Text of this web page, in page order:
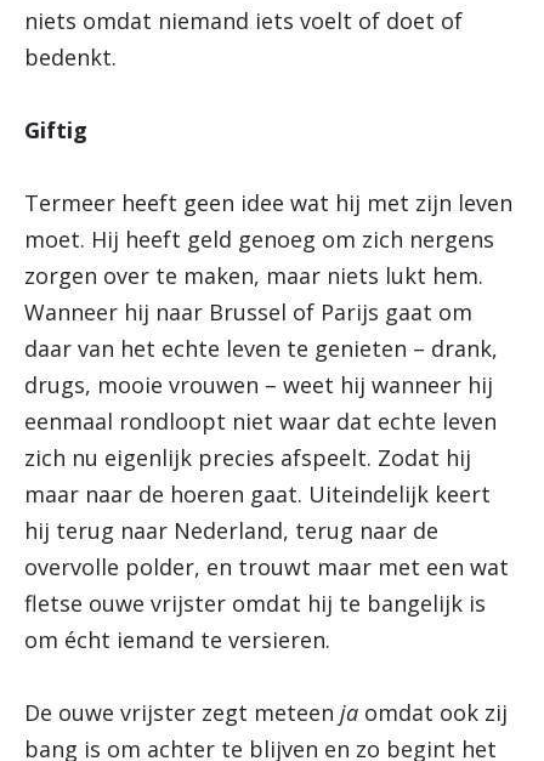
niets omdat niemand iets voelt of doet of
bedenkt.
Giftig
Termeer heeft geen idee wat hij met zijn leven
moet. Hij heeft geld genoeg om zich nergens
zorgen over te maken, maar niets lukt hem.
Wanneer hij naar Brussel of Parijs gaat om
daar van het echte leven te genieten – drank,
drugs, mooie vrouwen – weet hij wanneer hij
eenmaal rondloopt niet waar dat echte leven
zich nu eigenlijk precies afspeelt. Zodat hij
maar naar de hoeren gaat. Uiteindelijk keert
hij terug naar Nederland, terug naar de
overvolle polder, en trouwt maar met een wat
fletse ouwe vrijster omdat hij te bangelijk is
om écht iemand te versieren.
De ouwe vrijster zegt meteen ja omdat ook zij
bang is om achter te blijven en zo begint het